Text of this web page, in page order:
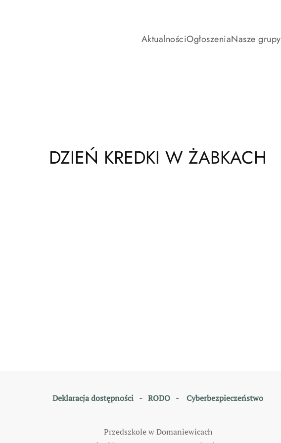
AktualnościOgłoszeniaNasze grupy
DZIEŃ KREDKI W ŻABKACH
Deklaracja dostępności - RODO - Cyberbezpieczeństwo
Przedszkole w Domaniewicach